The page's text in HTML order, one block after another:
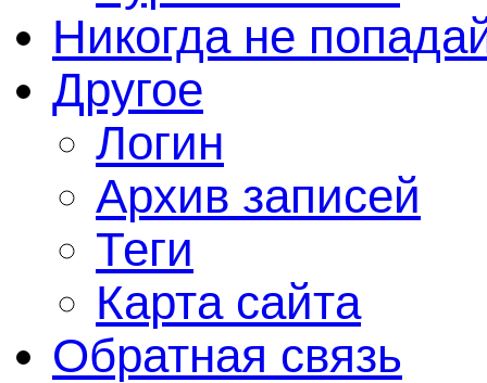
Никогда не
Другое
Логин
Архив записей
Теги
Карта сайта
Обратная связь